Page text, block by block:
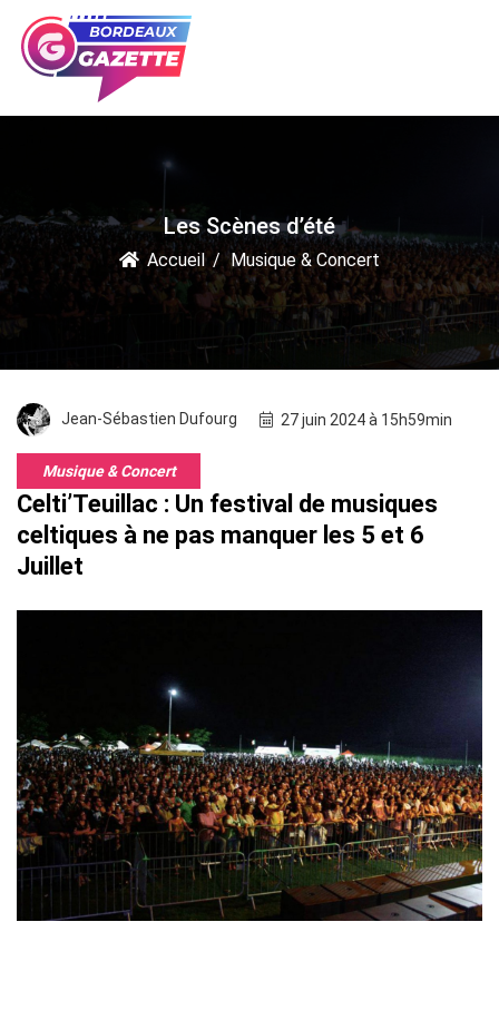
Les Scènes d’été
Accueil Musique & Concert
Jean-Sébastien Dufourg 27 juin 2024 à 15h59min
Musique & Concert
Celti’Teuillac : Un festival de musiques
celtiques à ne pas manquer les 5 et 6
Juillet